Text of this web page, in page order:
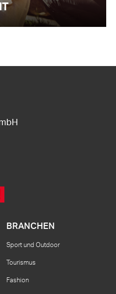
BRANCHEN
Sport und Outdoor
Tourismus
Fashion